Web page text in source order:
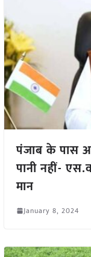
पंजाब के पास
पानी नहीं-
मान
January 8, 2024